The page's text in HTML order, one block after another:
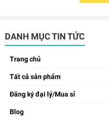
DANH MỤC TIN TỨC
Trang chủ
Tất cả sản phẩm
Đăng ký đại lý/Mua sỉ
Blog